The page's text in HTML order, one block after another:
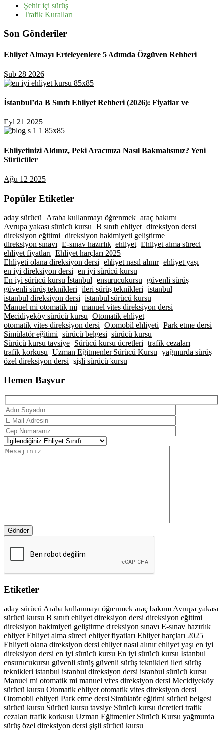
Şehir içi sürüş
Trafik Kuralları
Son Gönderiler
Ehliyet Almayı Erteleyenlere 5 Adımda Özgüven Rehberi
Şub 28 2026
İstanbul’da B Sınıfı Ehliyet Rehberi (2026): Fiyatlar ve
Eyl 21 2025
Ehliyetinizi Aldınız, Peki Aracınıza Nasıl Bakmalısınız? Yeni
Sürücüler
Ağu 12 2025
Popüler Etiketler
aday sürücü Araba kullanmayı öğrenmek araç bakımı
Avrupa yakası sürücü kursu B sınıfı ehliyet direksiyon dersi
direksiyon eğitimi direksiyon hakimiyeti geliştirme
direksiyon sınavı E-sınav hazırlık ehliyet Ehliyet alma süreci
ehliyet fiyatları Ehliyet harçları 2025
Ehliyeti olana direksiyon dersi ehliyet nasıl alınır ehliyet yaşı
en iyi direksiyon dersi en iyi sürücü kursu
En iyi sürücü kursu İstanbul ensurucukursu
güvenli sürüş
güvenli sürüş teknikleri ileri sürüş teknikleri istanbul
istanbul direksiyon dersi istanbul sürücü kursu
Manuel mi otomatik mi manuel vites direksiyon dersi
Mecidiyeköy sürücü kursu Otomatik ehliyet
otomatik vites direksiyon dersi Otomobil ehliyeti Park etme dersi
Simülatör eğitimi sürücü belgesi sürücü kursu
Sürücü kursu tavsiye Sürücü kursu ücretleri trafik cezaları
trafik korkusu Uzman Eğitmenler Sürücü Kursu yağmurda sürüş
özel direksiyon dersi şişli sürücü kursu
Hemen Başvur
Gönder
Etiketler
aday sürücü Araba kullanmayı öğrenmek araç bakımı Avrupa yakası
sürücü kursu B sınıfı ehliyet direksiyon dersi direksiyon eğitimi
direksiyon hakimiyeti geliştirme direksiyon sınavı E-sınav hazırlık
ehliyet Ehliyet alma süreci ehliyet fiyatları Ehliyet harçları 2025
Ehliyeti olana direksiyon dersi ehliyet nasıl alınır ehliyet yaşı en iyi
direksiyon dersi en iyi sürücü kursu En iyi sürücü kursu İstanbul
ensurucukursu güvenli sürüş güvenli sürüş teknikleri ileri sürüş
teknikleri istanbul istanbul direksiyon dersi istanbul sürücü kursu
Manuel mi otomatik mi manuel vites direksiyon dersi Mecidiyeköy
sürücü kursu Otomatik ehliyet otomatik vites direksiyon dersi
Otomobil ehliyeti Park etme dersi Simülatör eğitimi sürücü belgesi
sürücü kursu Sürücü kursu tavsiye Sürücü kursu ücretleri trafik
cezaları trafik korkusu Uzman Eğitmenler Sürücü Kursu yağmurda
sürüş özel direksiyon dersi şişli sürücü kursu